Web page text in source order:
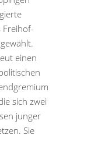
Freihof-
einen
sich zwei
junger
Sie